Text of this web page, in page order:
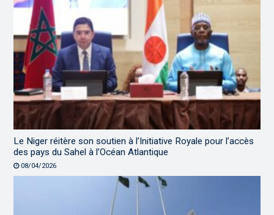
Le Niger réitère son soutien à l’Initiative Royale pour l’accès
des pays du Sahel à l’Océan Atlantique
08/04/2026